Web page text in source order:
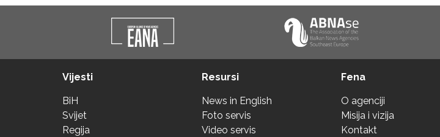
Vijesti
BiH
Svijet
Regija
Resursi
News in English
Foto servis
Video servis
Fena
O agenciji
Misija i vizija
Kontakt